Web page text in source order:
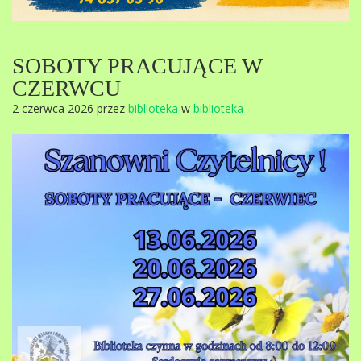
SOBOTY PRACUJĄCE W
CZERWCU
2 czerwca 2026 przez biblioteka w biblioteka